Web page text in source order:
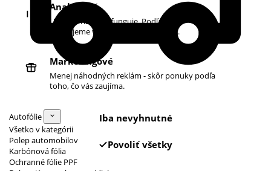
Autofólie
Všetko v kategórii
Polep automobilov
Karbónová fólia
Ochranné fólie PPF
Analytické
Ukazujú nám, čo funguje. Podľa toho
zlepšujeme vyhľadávanie aj ponuku.
Marketingové
Menej náhodných reklám - skôr ponuky podľa
toho, čo vás zaujíma.
Iba nevyhnutné
Povoliť všetky